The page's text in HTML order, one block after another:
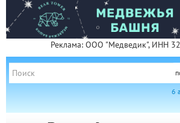
Реклама: ООО "Медведик", ИНН
6